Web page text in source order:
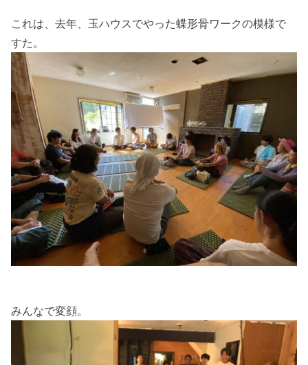
これは、去年、玉ハウスでやった蝶形骨ワークの模様で
すた。
みんなで変顔。